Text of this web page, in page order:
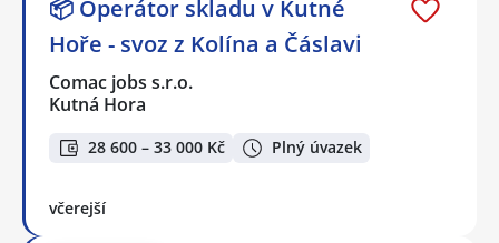
📦 Operátor skladu v Kutné
Hoře - svoz z Kolína a Čáslavi
Comac jobs s.r.o.
Kutná Hora
28 600 – 33 000 Kč Plný úvazek
včerejší